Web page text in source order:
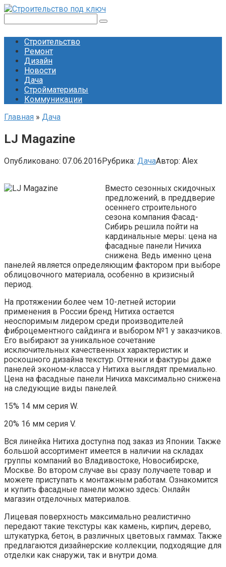
Перейти
контенту
Строительство
Ремонт
Дизайн
Новости
Дача
Стройматериалы
Коммуникации
Главная » Дача
LJ Magazine
Опубликовано: 07.06.2016Рубрика: ДачаАвтор: Alex
Вместо сезонных скидочных
предложений, в преддверие
осеннего строительного
сезона компания Фасад-
Сибирь решила пойти на
кардинальные меры: цена на
фасадные панели Ничиха
снижена. Ведь именно цена
панелей является определяющим фактором при выборе
облицовочного материала, особенно в кризисный
период.
На протяжении более чем 10-летней истории
применения в России бренд Нитиха остается
неоспоримым лидером среди производителей
фиброцементного сайдинга и выбором №1 у заказчиков.
Его выбирают за уникальное сочетание
исключительных качественных характеристик и
роскошного дизайна текстур. Оттенки и фактуры даже
панелей эконом-класса у Нитиха выглядят премиально.
Цена на фасадные панели Ничиха максимально снижена
на следующие виды панелей.
15% 14 мм серия W.
20% 16 мм серия V.
Вся линейка Нитиха доступна под заказ из Японии. Также
большой ассортимент имеется в наличии на складах
группы компаний во Владивостоке, Новосибирске,
Москве. Во втором случае вы сразу получаете товар и
можете приступать к монтажным работам. Ознакомится
и купить фасадные панели можно здесь: Онлайн
магазин отделочных материалов.
Лицевая поверхность максимально реалистично
передают такие текстуры как камень, кирпич, дерево,
штукатурка, бетон, в различных цветовых гаммах. Также
предлагаются дизайнерские коллекции, подходящие для
отделки как снаружи, так и внутри дома.